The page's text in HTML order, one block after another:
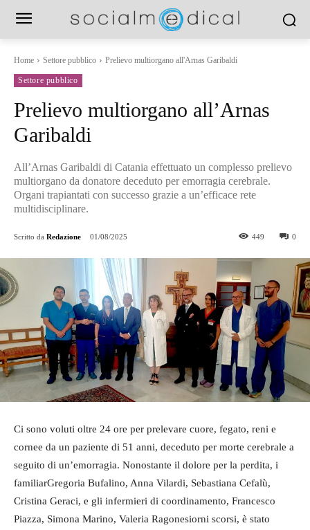
Home Settore pubblico Prelievo multiorgano all'Arnas Garibaldi
Settore pubblico
Prelievo multiorgano all’Arnas
Garibaldi
All’Arnas Garibaldi di Catania effettuato un complesso prelievo
multiorgano da donatore deceduto per emorragia cerebrale.
Organi trapiantati con successo grazie a un’efficace rete
multidisciplinare.
Scritto da Redazione 01/08/2025 0
449
Ci sono voluti oltre 24 ore per prelevare cuore, fegato, reni e
cornee da un paziente di 51 anni, deceduto per morte cerebrale a
seguito di un’emorragia. Nonostante il dolore per la perdita, i
familiarGregoria Bufalino, Anna Vilardi, Sebastiana Cefalù,
Cristina Geraci, e gli infermieri di coordinamento, Francesco
Piazza, Simona Marino, Valeria Ragonesiorni scorsi, è stato